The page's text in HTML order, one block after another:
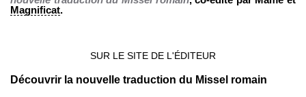
Magnificat.
SUR LE SITE DE L'ÉDITEUR
Découvrir la nouvelle traduction du Missel romain